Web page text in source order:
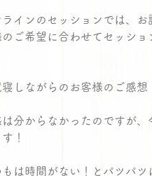
ラインのセッションでは、
のご希望に合わせてセッショ
しながらのお客様のご感想
は分からなかったのですが
！
もは時間がない！とパツパ